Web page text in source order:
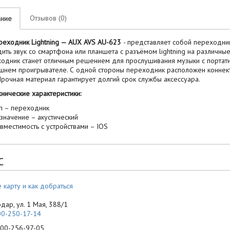
Отзывов (0)
Lightning — AUX AVS AU-623 - представляет собой
звук со смартфона или планшета с разъёмом lightning на
станет отличным решением для прослушивания музыки с
проигрывателе. С одной стороны переходник расположен
материал гарантирует долгий срок службы аксессуара.
характеристики:
– переходник
– акустический
с устройствами – IOS
карту и как добраться
ул. 1 Мая, 388/1
250-17-14
97-05